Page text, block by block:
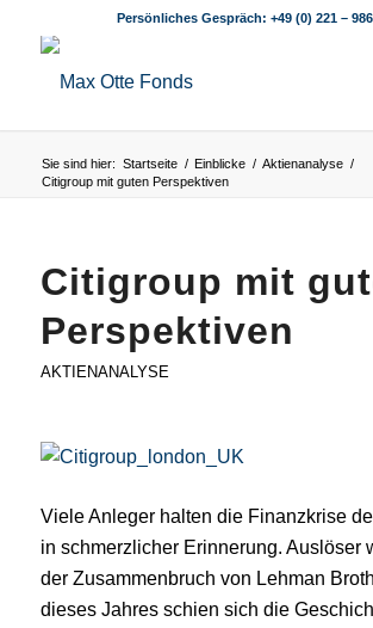
Persönliches Gespräch:+49 (0) 221 –
Sie sind hier: Startseite / Einblicke / Aktienanalyse /
Citigroup mit guten Perspektiven
Citigroup mit
Perspektiven
AKTIENANALYSE
Viele Anleger halten die Finanzkrise
in schmerzlicher Erinnerung. Auslöser
der Zusammenbruch von Lehman
dieses Jahres schien sich die